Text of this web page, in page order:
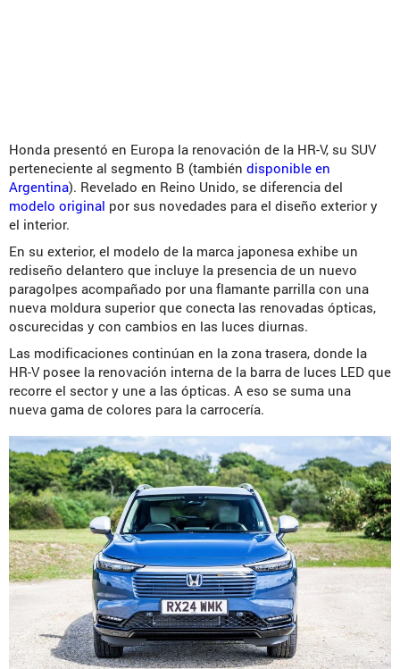
Honda presentó en Europa la renovación de la HR-V, su SUV
perteneciente al segmento B (también disponible en
Argentina). Revelado en Reino Unido, se diferencia del
modelo original por sus novedades para el diseño exterior y
el interior.
En su exterior, el modelo de la marca japonesa exhibe un
rediseño delantero que incluye la presencia de un nuevo
paragolpes acompañado por una flamante parrilla con una
nueva moldura superior que conecta las renovadas ópticas,
oscurecidas y con cambios en las luces diurnas.
Las modificaciones continúan en la zona trasera, donde la
HR-V posee la renovación interna de la barra de luces LED que
recorre el sector y une a las ópticas. A eso se suma una
nueva gama de colores para la carrocería.